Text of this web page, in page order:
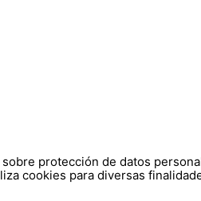
©
protección de datos
cookies para diversas